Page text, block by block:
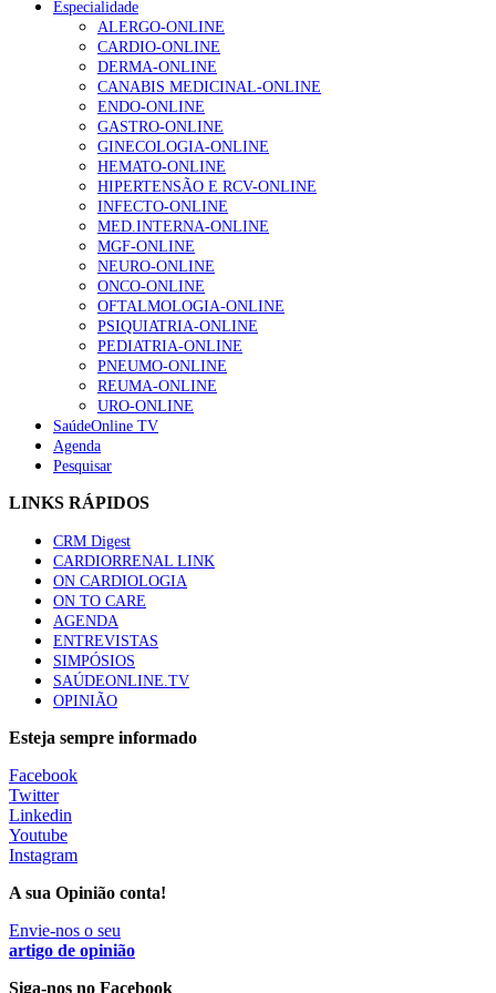
NOTÍCIAS MAIS LIDAS
Enfermagem Forense. “Da urgência ao tribunal, cada
gesto conta e cada profissional faz a diferença”
202 visualizações
Alguns milhares de utentes podem ficar sem médico de
família com nova regras do registo, alerta associação
155 visualizações
1.º Episódio do Podcast “Frequência Cardio – Sintoniza-
te na Insuficiência Cardíaca” da Bayer
99 visualizações
“Os programas de rastreio do cancro do pulmão são
sustentável para os sistemas de saúde”
Quase quatro em cada dez doentes com enfarte
apresentavam níveis elevados de Lp(a), revela estudo
86 visualizações
mama triplo negativo metastático em doentes não
MAIS NOTÍCIAS
Quase 11.900 jovens recorreram aos cheques psicólogo e
nutricionista no primeiro mês
7 Ago, 2026|0 Comments
Especialidade
ALERGO-ONLINE
CARDIO-ONLINE
DERMA-ONLINE
CANABIS MEDICINAL-ONLINE
ENDO-ONLINE
GASTRO-ONLINE
GINECOLOGIA-ONLINE
HEMATO-ONLINE
HIPERTENSÃO E RCV-ONLINE
INFECTO-ONLINE
MED.INTERNA-ONLINE
MGF-ONLINE
NEURO-ONLINE
ONCO-ONLINE
OFTALMOLOGIA-ONLINE
PSIQUIATRIA-ONLINE
PEDIATRIA-ONLINE
PNEUMO-ONLINE
REUMA-ONLINE
URO-ONLINE
SaúdeOnline TV
Agenda
Pesquisar
LINKS RÁPIDOS
CRM Digest
CARDIORRENAL LINK
ON CARDIOLOGIA
ON TO CARE
AGENDA
ENTREVISTAS
SIMPÓSIOS
SAÚDEONLINE.TV
OPINIÃO
Esteja sempre informado
Facebook
Twitter
Linkedin
Youtube
Instagram
A sua Opinião conta!
Envie-nos o seu
artigo de opinião
Siga-nos no Facebook